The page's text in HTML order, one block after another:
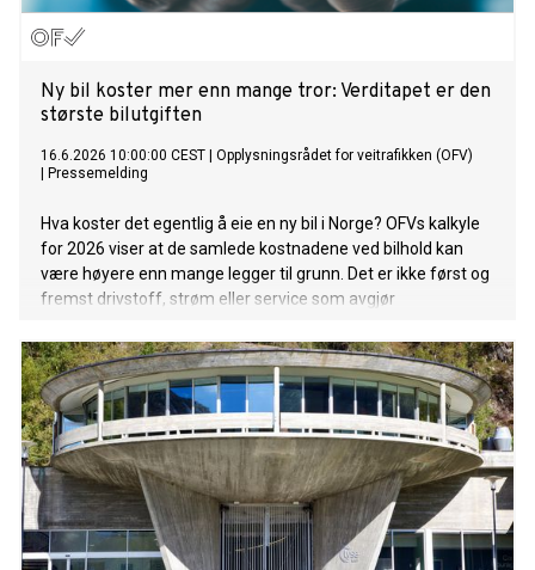
Ny bil koster mer enn mange tror: Verditapet er den
største bilutgiften
16.6.2026 10:00:00 CEST
Opplysningsrådet for veitrafikken (OFV)
Pressemelding
Hva koster det egentlig å eie en ny bil i Norge? OFVs kalkyle
for 2026 viser at de samlede kostnadene ved bilhold kan
være høyere enn mange legger til grunn. Det er ikke først og
fremst drivstoff, strøm eller service som avgjør